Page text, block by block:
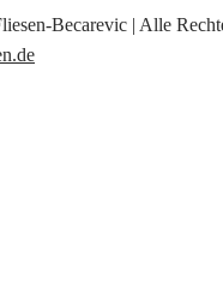
Becarevic | Alle